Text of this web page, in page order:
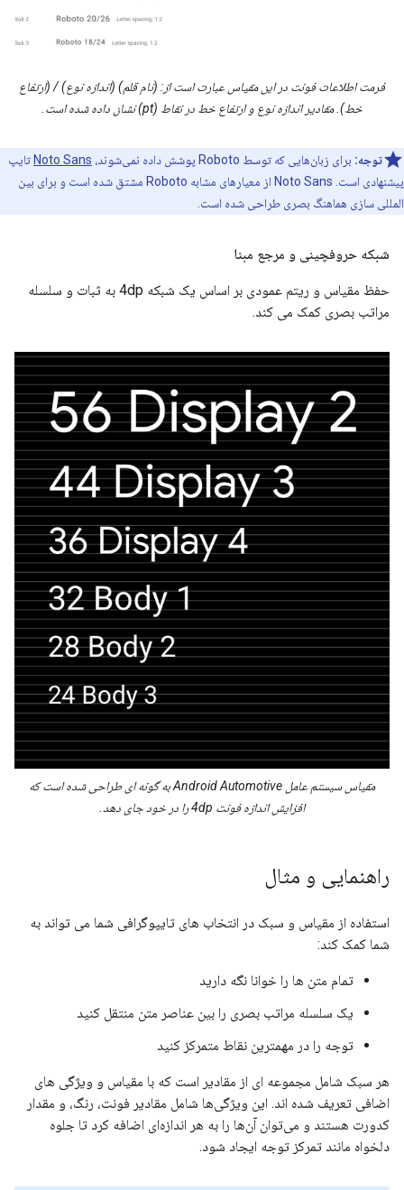
فرمت اطلاعات فونت در این مقیاس عبارت است از: (نام قلم) (اندازه نوع) / (ارتفاع
خط). مقادیر اندازه نوع و ارتفاع خط در نقاط (pt) نشان داده شده است.
توجه: برای زبان‌هایی که توسط Roboto پوشش داده نمی‌شوند، Noto Sans تایپ
پیشنهادی است. Noto Sans از معیارهای مشابه Roboto مشتق شده است و برای بین
المللی سازی هماهنگ بصری طراحی شده است.
شبکه حروفچینی و مرجع مبنا
حفظ مقیاس و ریتم عمودی بر اساس یک شبکه 4dp به ثبات و سلسله
مراتب بصری کمک می کند.
مقیاس سیستم عامل Android Automotive به گونه ای طراحی شده است که
افزایش اندازه فونت 4dp را در خود جای دهد.
راهنمایی و مثال
استفاده از مقیاس و سبک در انتخاب های تایپوگرافی شما می تواند به
شما کمک کند:
تمام متن ها را خوانا نگه دارید
یک سلسله مراتب بصری را بین عناصر متن منتقل کنید
توجه را در مهمترین نقاط متمرکز کنید
هر سبک شامل مجموعه ای از مقادیر است که با مقیاس و ویژگی های
اضافی تعریف شده اند. این ویژگی‌ها شامل مقادیر فونت، رنگ، و مقدار
کدورت هستند و می‌توان آن‌ها را به هر اندازه‌ای اضافه کرد تا جلوه
دلخواه مانند تمرکز توجه ایجاد شود.